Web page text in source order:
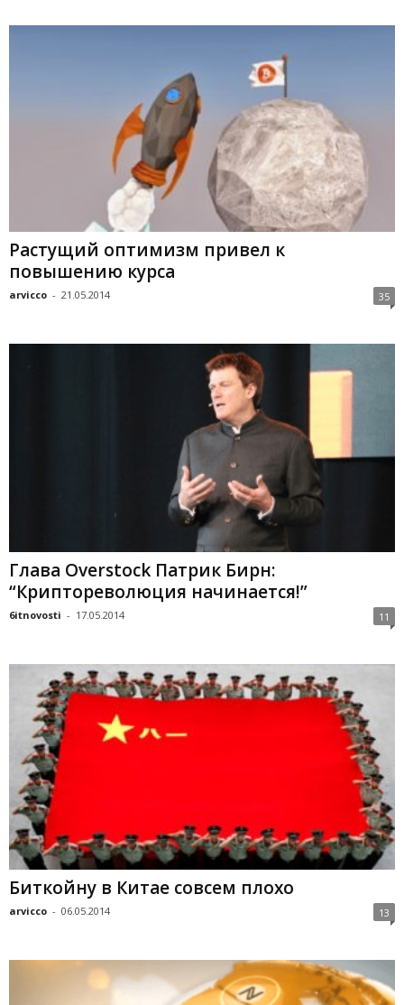
Растущий оптимизм привел к
повышению курса
arvicco - 21.05.2014 35
Глава Overstock Патрик Бирн:
“Криптореволюция начинается!”
6itnovosti - 17.05.2014 11
Биткойну в Китае совсем плохо
arvicco - 06.05.2014 13